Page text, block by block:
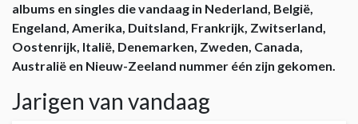
albums en singles die vandaag in Nederland, België,
Engeland, Amerika, Duitsland, Frankrijk, Zwitserland,
Oostenrijk, Italië, Denemarken, Zweden, Canada,
Australië en Nieuw-Zeeland nummer één zijn gekomen.
Jarigen van vandaag